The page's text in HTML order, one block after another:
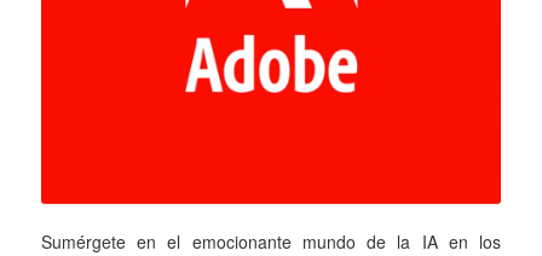
Sumérgete en el emocionante mundo de la IA en los